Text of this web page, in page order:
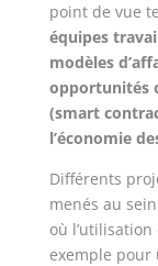
point de vue
équipes
modèles
opportunités
(smart
l’économie
Différents
menés au
où
exemple pour